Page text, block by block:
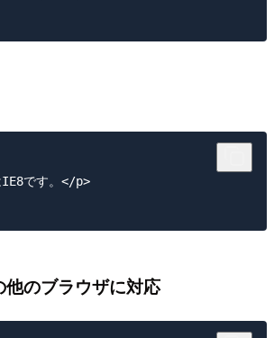
IE8です。</p>
のブラウザに対応